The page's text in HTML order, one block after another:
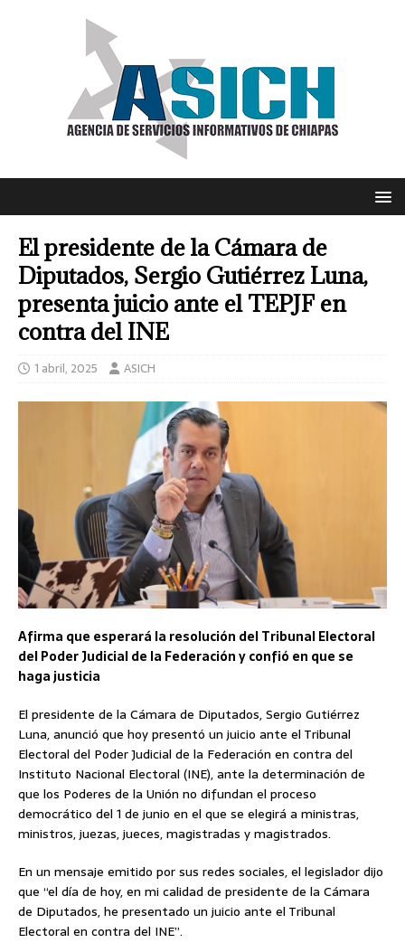
El presidente de la Cámara de
Diputados, Sergio Gutiérrez Luna,
presenta juicio ante el TEPJF en
contra del INE
1 abril, 2025 ASICH
Afirma que esperará la resolución del Tribunal Electoral
del Poder Judicial de la Federación y confió en que se
haga justicia
El presidente de la Cámara de Diputados, Sergio Gutiérrez
Luna, anunció que hoy presentó un juicio ante el Tribunal
Electoral del Poder Judicial de la Federación en contra del
Instituto Nacional Electoral (INE), ante la determinación de
que los Poderes de la Unión no difundan el proceso
democrático del 1 de junio en el que se elegirá a ministras,
ministros, juezas, jueces, magistradas y magistrados.
En un mensaje emitido por sus redes sociales, el legislador dijo
que “el día de hoy, en mi calidad de presidente de la Cámara
de Diputados, he presentado un juicio ante el Tribunal
Electoral en contra del INE”.